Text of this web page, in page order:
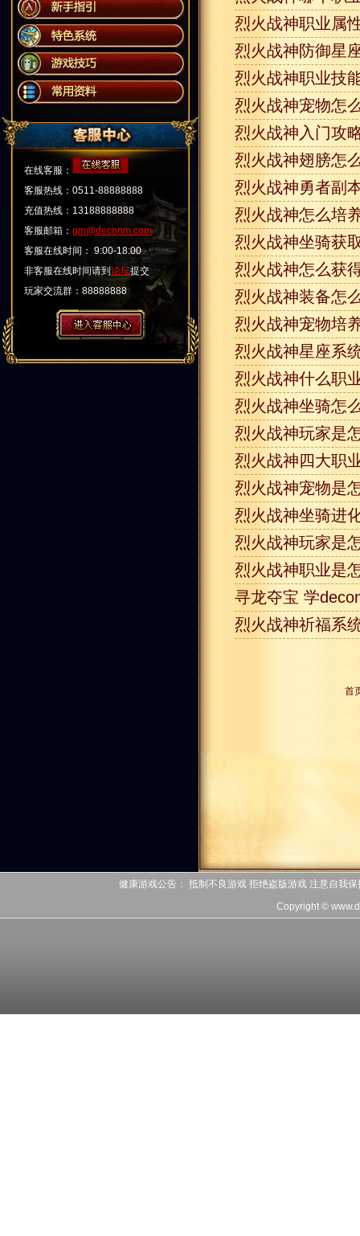
在线客服：
客服热线：0511-88888888
充值热线：13188888888
客服邮箱： gm@deconm.com
客服在线时间： 9:00-18:00
非客服在线时间请到 论坛提交
玩家交流群：88888888
烈火战神职业属
烈火战神防御星
烈火战神职业技
烈火战神宠物怎
烈火战神入门攻
烈火战神翅膀怎
烈火战神勇者副
烈火战神怎么培
烈火战神坐骑获
烈火战神怎么获
烈火战神装备怎
烈火战神宠物培
烈火战神星座系
烈火战神什么职
烈火战神坐骑怎
烈火战神玩家是
烈火战神四大职
烈火战神宠物是
烈火战神坐骑进
烈火战神玩家是
烈火战神职业是
寻龙夺宝 学
烈火战神祈福系
首
健康游戏公告： 抵制不良游戏 拒绝盗版游戏 注意自我
Copyright ©